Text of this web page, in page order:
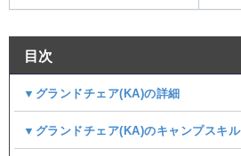
目次
▼グランドチェア(KA)の詳細
▼グランドチェア(KA)のキャンプスキル